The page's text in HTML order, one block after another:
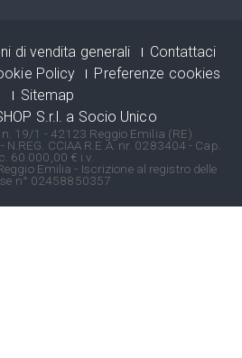
di vendita generali
Contattaci
Policy
Preferenze cookies
Sitemap
S.r.l. a Socio Unico
19/1 - 42123 Reggio Emilia (RE)
CCIAA R.E.A. nr. 0283404 - Cap.
60.000,00 € i.v.
Emilia - Iscrizione al registro delle
n° 02458850357